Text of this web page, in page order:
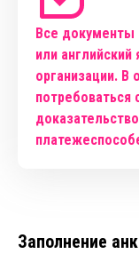
Все документы
или
организации. В
потребоваться
Заполнение